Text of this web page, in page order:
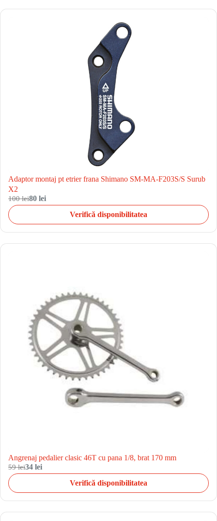
Adaptor montaj pt etrier frana Shimano SM-MA-F203S/S Surub
X2
100 lei80 lei
Verifică disponibilitatea
Angrenaj pedalier clasic 46T cu pana 1/8, brat 170 mm
59 lei34 lei
Verifică disponibilitatea